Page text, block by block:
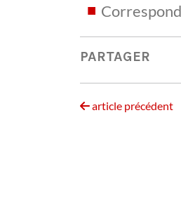
PARTAGER
article précédent